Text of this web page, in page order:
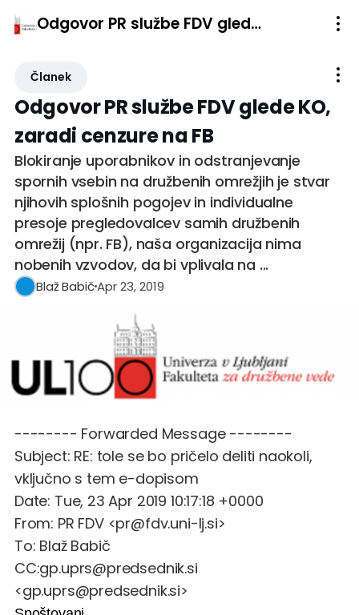
Odgovor PR službe FDV glede KO, zaradi cenzure na FB
Članek
Odgovor PR službe FDV glede KO,
zaradi cenzure na FB
Blokiranje uporabnikov in odstranjevanje
spornih vsebin na družbenih omrežjih je stvar
njihovih splošnih pogojev in individualne
presoje pregledovalcev samih družbenih
omrežij (npr. FB), naša organizacija nima
nobenih vzvodov, da bi vplivala na ...
Blaž BabičApr 23, 2019
-------- Forwarded Message --------
Subject: RE: tole se bo pričelo deliti naokoli,
vključno s tem e-dopisom
Date: Tue, 23 Apr 2019 10:17:18 +0000
From: PR FDV <pr@fdv.uni-lj.si>
To: Blaž Babič
CC:gp.uprs@predsednik.si
<gp.uprs@predsednik.si>